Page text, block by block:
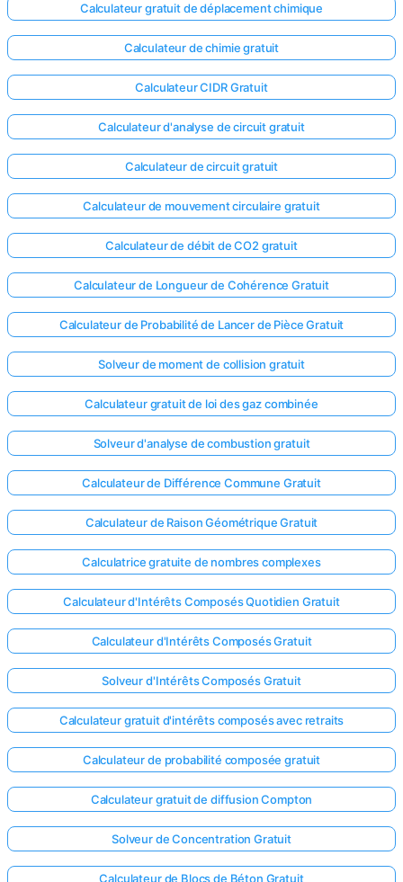
Calculateur gratuit de déplacement chimique
Calculateur de chimie gratuit
Calculateur CIDR Gratuit
Calculateur d'analyse de circuit gratuit
Calculateur de circuit gratuit
Calculateur de mouvement circulaire gratuit
Calculateur de débit de CO2 gratuit
Calculateur de Longueur de Cohérence Gratuit
Calculateur de Probabilité de Lancer de Pièce Gratuit
Solveur de moment de collision gratuit
Calculateur gratuit de loi des gaz combinée
Solveur d'analyse de combustion gratuit
Calculateur de Différence Commune Gratuit
Calculateur de Raison Géométrique Gratuit
Calculatrice gratuite de nombres complexes
Calculateur d'Intérêts Composés Quotidien Gratuit
Calculateur d'Intérêts Composés Gratuit
Solveur d'Intérêts Composés Gratuit
Calculateur gratuit d'intérêts composés avec retraits
Calculateur de probabilité composée gratuit
Calculateur gratuit de diffusion Compton
Solveur de Concentration Gratuit
Calculateur de Blocs de Béton Gratuit